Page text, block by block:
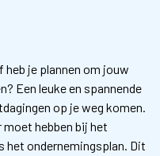
heb je plannen om jouw
Een leuke en spannende
op je weg komen.
moet hebben bij het
het ondernemingsplan. Dit